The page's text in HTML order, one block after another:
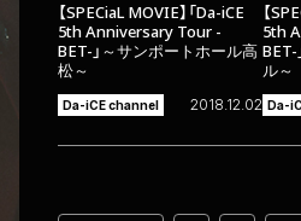
【SPECiaL MOVIE】「Da-iCE
5th Anniversary Tour -
BET-」～サンポートホール高
松～
Da-iCE channel 2018.12.02
【
5th
BET-
ル～
Da-